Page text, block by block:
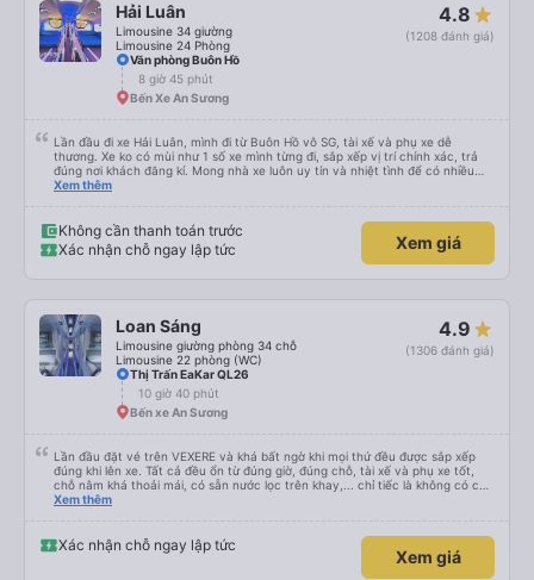
Hải Luân
Limousine 34 giường
Limousine 24 Phòng
4.8
(1208 đánh giá)
Văn phòng Buôn Hồ
8 giờ 45 phút
Bến Xe An Sương
Lần đầu đi xe Hải Luân, mình đi từ Buôn Hồ vô SG, tài xế và phụ xe dễ
thương. Xe ko có mùi như 1 số xe mình từng đi, sắp xếp vị trí chính xác, trả
đúng nơi khách đăng kí. Mong nhà xe luôn uy tín và nhiệt tình để có nhiều
khách hàng hơn nữa
Xem thêm
Không cần thanh toán trước
Xác nhận chỗ ngay lập tức
Xem giá
Loan Sáng
Limousine giường phòng 34 chỗ
Limousine 22 phòng (WC)
4.9
(1306 đánh giá)
Thị Trấn EaKar QL26
10 giờ 40 phút
Bến xe An Sương
Lần đầu đặt vé trên VEXERE và khá bất ngờ khi mọi thứ đều được sắp xếp
đúng khi lên xe. Tất cả đều ổn từ đúng giờ, đúng chỗ, tài xế và phụ xe tốt,
chỗ nằm khá thoải mái, có sẵn nước lọc trên khay,... chỉ tiếc là không có chỗ
để sạc pin thôi. Nhưng vậy cũng quá ổn rồi!
Xem thêm
Xác nhận chỗ ngay lập tức
Xem giá